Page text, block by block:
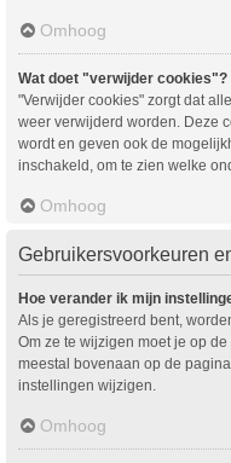
Omhoog
Wat doet "verwijder cookies"?
"Verwijder cookies" zorgt dat
weer verwijderd worden. Deze
wordt en geven ook de
inschakeld, om te zien welke
Omhoog
Gebruikersvoorkeuren
Hoe verander ik mijn
Als je geregistreerd bent,
Om ze te wijzigen moet je op de
meestal bovenaan op de
instellingen wijzigen.
Omhoog